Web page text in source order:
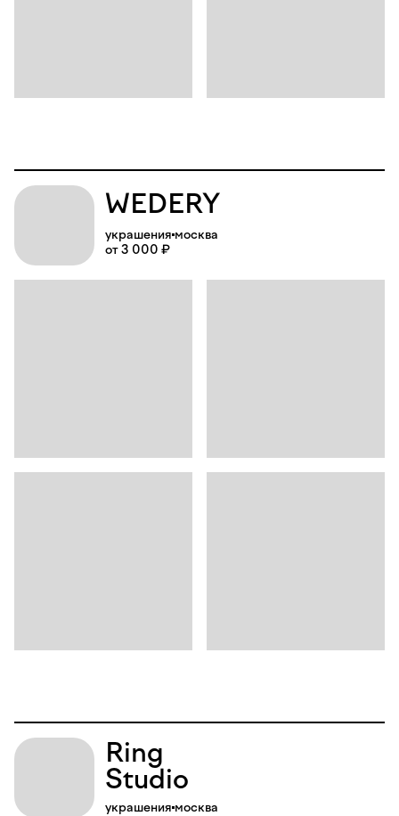
WEDERY
украшения москва
от 3 000 ₽
Ring
Studio
украшения москва